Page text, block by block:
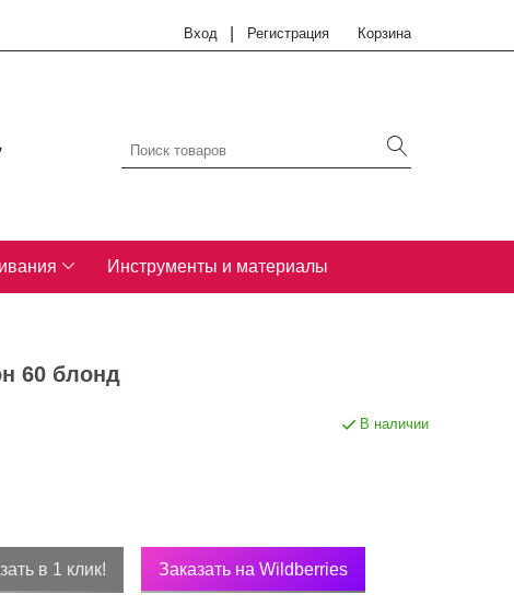
Вход Регистрация Корзина
Инструменты и материалы
60 блонд
В наличии
в 1 клик! Заказать на Wildberries